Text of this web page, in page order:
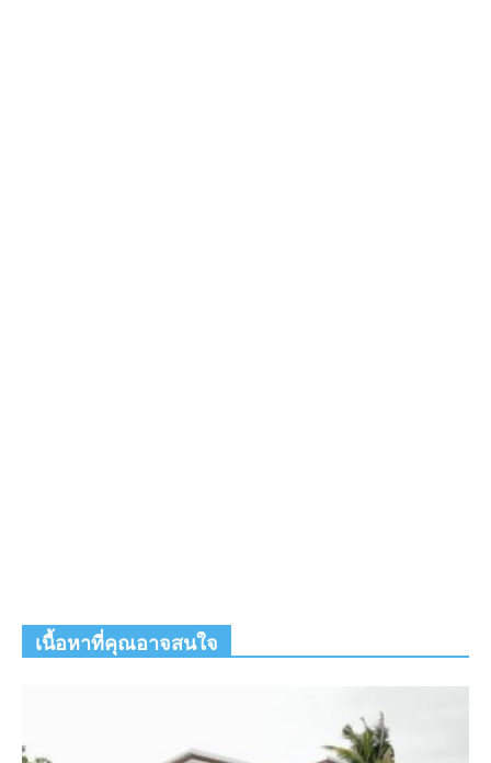
เนื้อหาที่คุณอาจสนใจ